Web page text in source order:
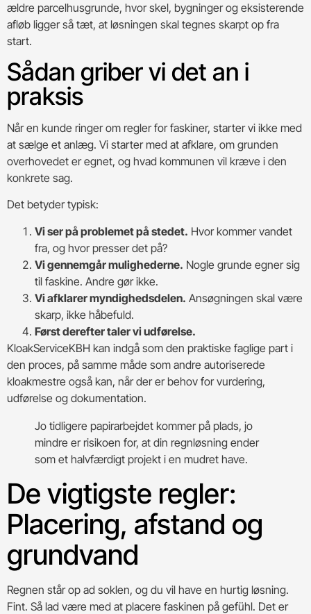
ældre parcelhusgrunde, hvor skel, bygninger og eksisterende
afløb ligger så tæt, at løsningen skal tegnes skarpt op fra
start.
Sådan griber vi det an i
praksis
Når en kunde ringer om regler for faskiner, starter vi ikke med
at sælge et anlæg. Vi starter med at afklare, om grunden
overhovedet er egnet, og hvad kommunen vil kræve i den
konkrete sag.
Det betyder typisk:
Vi ser på problemet på stedet. Hvor kommer vandet
fra, og hvor presser det på?
Vi gennemgår mulighederne. Nogle grunde egner sig
til faskine. Andre gør ikke.
Vi afklarer myndighedsdelen. Ansøgningen skal være
skarp, ikke håbefuld.
Først derefter taler vi udførelse.
KloakServiceKBH kan indgå som den praktiske faglige part i
den proces, på samme måde som andre autoriserede
kloakmestre også kan, når der er behov for vurdering,
udførelse og dokumentation.
Jo tidligere papirarbejdet kommer på plads, jo
mindre er risikoen for, at din regnløsning ender
som et halvfærdigt projekt i en mudret have.
De vigtigste regler:
Placering, afstand og
grundvand
Regnen står op ad soklen, og du vil have en hurtig løsning.
Fint. Så lad være med at placere faskinen på gefühl. Det er